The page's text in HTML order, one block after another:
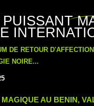
DE RETOUR
NOIRE...
AU BENIN,